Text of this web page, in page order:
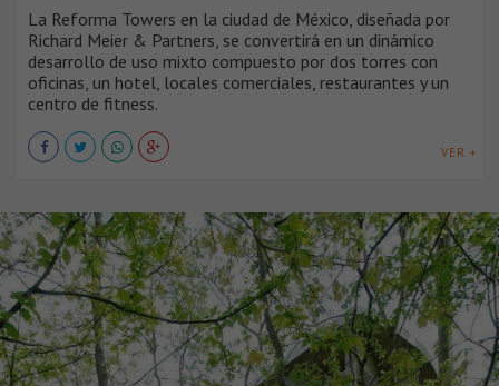
La Reforma Towers en la ciudad de México, diseñada por
Richard Meier & Partners, se convertirá en un dinámico
desarrollo de uso mixto compuesto por dos torres con
oficinas, un hotel, locales comerciales, restaurantes y un
centro de fitness.
VER +